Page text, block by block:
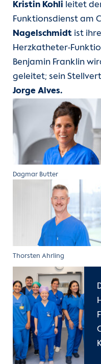
Dagmar Butter
Thorsten Ahrling
Kristin Kohli leitet
Funktionsdienst am
Nagelschmidt ist
Herzkatheter-
Benjamin Franklin
geleitet; sein
Jorge Alves.